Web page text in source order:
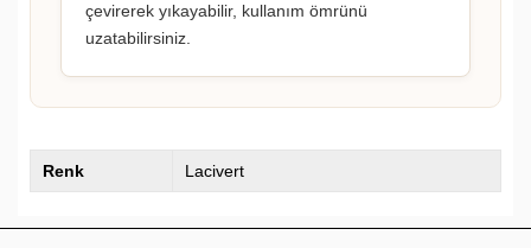
çevirerek yıkayabilir, kullanım ömrünü
uzatabilirsiniz.
Renk Lacivert